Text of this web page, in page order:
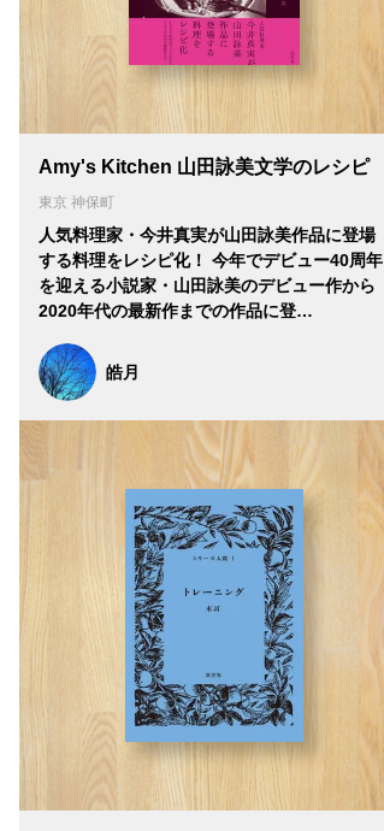
Amy's Kitchen 山田詠美文学のレシピ
東京 神保町
人気料理家・今井真実が山田詠美作品に登場
する料理をレシピ化！ 今年でデビュー40周年
を迎える小説家・山田詠美のデビュー作から
2020年代の最新作までの作品に登…
皓月